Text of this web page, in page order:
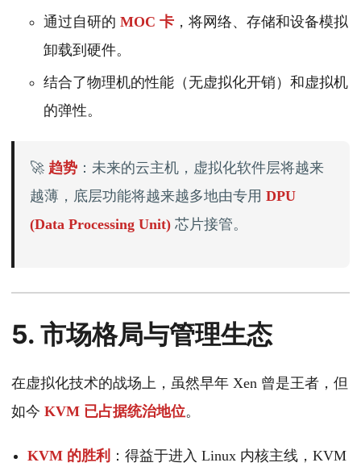
通过自研的 MOC 卡 ，将网络、存储和设备模拟
卸载到硬件。
结合了物理机的性能（无虚拟化开销）和虚拟机
的弹性。
🚀 趋势 ：未来的云主机，虚拟化软件层将越来
越薄，底层功能将越来越多地由专用DPU
(Data Processing Unit) 芯片接管。
5. 市场格局与管理生态
在虚拟化技术的战场上，虽然早年 Xen 曾是王者，但
如今 KVM 已占据统治地位。
KVM 的胜利 ：得益于进入 Linux 内核主线，KVM